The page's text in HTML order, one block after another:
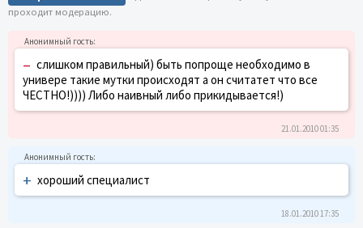
проходит модерацию.
– слишком правильный) быть попроще необходимо в
универе такие мутки происходят а он считатет что все
ЧЕСТНО!)))) Либо наивный либо прикидывается!)
21.01.2010 01:35
+ хороший специалист
18.01.2010 17:35